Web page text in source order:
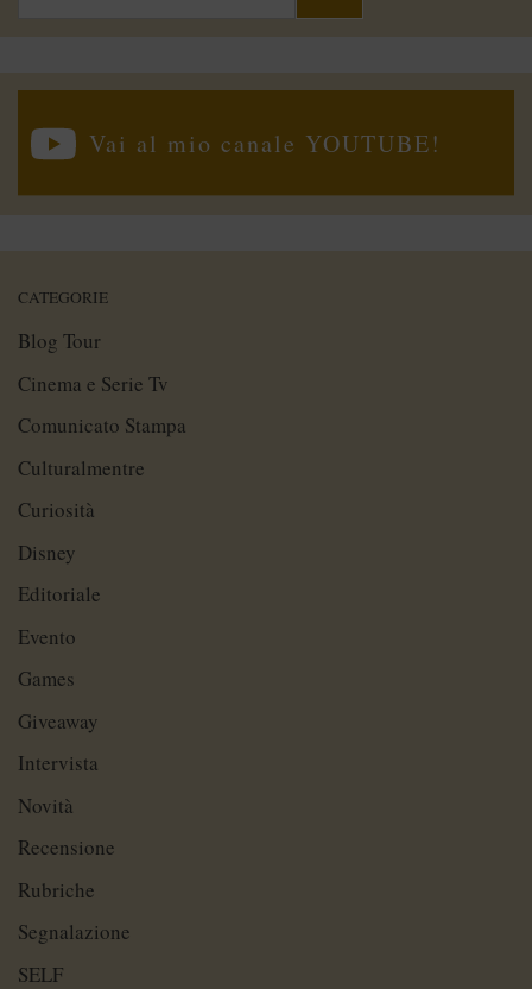
Vai al mio canale YOUTUBE!
CATEGORIE
Blog Tour
Cinema e Serie Tv
Comunicato Stampa
Culturalmentre
Curiosità
Disney
Editoriale
Evento
Games
Giveaway
Intervista
Novità
Recensione
Rubriche
Segnalazione
SELF